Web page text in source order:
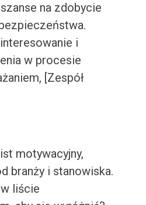
na zdobycie
i
w procesie
[Zespół
motywacyjny,
branży i stanowiska.
liście